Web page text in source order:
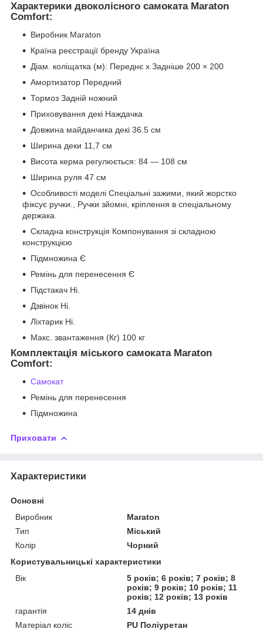
Характерики двоколісного самоката Maraton
Comfort:
Виробник Maraton
Країна реєстрації бренду Україна
Діам. коліщатка (м): Переднє х Задніше 200 × 200
Амортизатор Передний
Тормоз Задній ножний
Приховування декі Наждачка
Довжина майданчика декі 36.5 см
Ширина деки 11,7 см
Висота керма регулюється: 84 — 108 см
Ширина руля 47 см
Особливості моделі Спеціальні зажими, який жорстко
фіксує ручки., Ручки зйомні, кріплення в спеціальному
держака.
Складна конструкція Компонування зі складною
конструкцією
Підмножина Є
Ремінь для перенесення Є
Підстакач Ні.
Дзвінок Ні.
Ліхтарик Ні.
Макс. звантаження (Кг) 100 кг
Комплектація міського самоката Maraton
Comfort:
Самокат
Ремінь для перенесення
Підмножина
Приховати
Характеристики
Основні
Виробник
Maraton
Тип
Міський
Колір
Чорний
Користувальницькі характеристики
Вік
5 років; 6 років; 7 років; 8
років; 9 років; 10 років; 11
років; 12 років; 13 років
гарантія
14 днів
Матеріал коліс
PU Поліуретан